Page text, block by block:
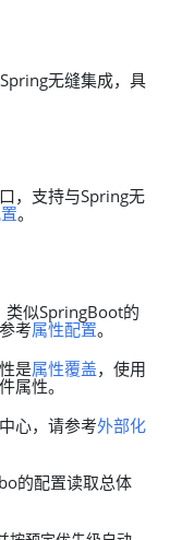
无缝集成，具
，支持与Spring无
。
类似SpringBoot的
考属性配置。
是属性覆盖，使用
属性。
心，请参考外部化
的配置读取总体